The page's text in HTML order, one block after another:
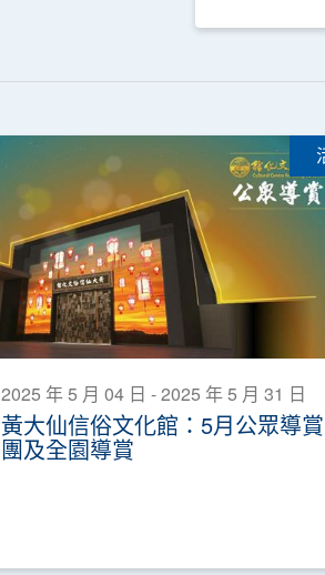
2025 年 5 月 04 日 - 2025 年 5 月 31 日
黃大仙信俗文化館：5月公眾導賞
團及全園導賞